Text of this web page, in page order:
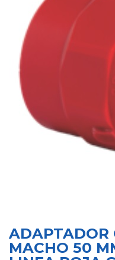
ADAPTADOR
MACHO 50